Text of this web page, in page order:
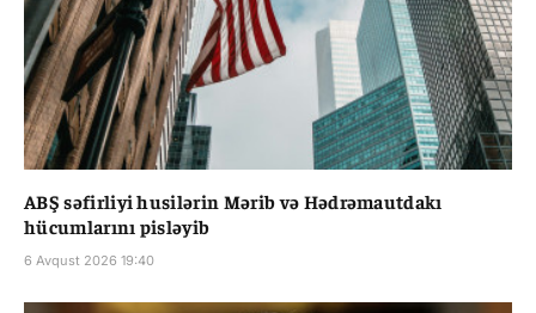
ABŞ səfirliyi husilərin Mərib və Hədrəmautdakı
hücumlarını pisləyib
6 Avqust 2026 19:40